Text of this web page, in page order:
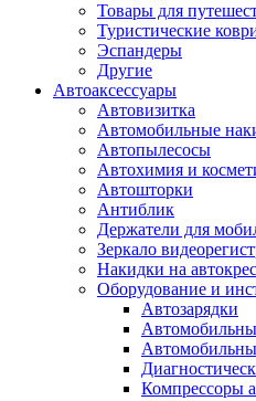
Товары для
Туристические
Эспандеры
Другие
Автоаксессуары
Автовизитка
Автомобильные
Автопылесосы
Автохимия и
Автошторки
Антиблик
Держатели для
Зеркало
Накидки на
Оборудование и
Автозарядки
Компрессоры